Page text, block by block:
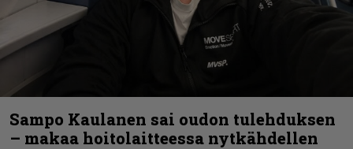
Sampo Kaulanen sai oudon tulehduksen
– makaa hoitolaitteessa nytkähdellen